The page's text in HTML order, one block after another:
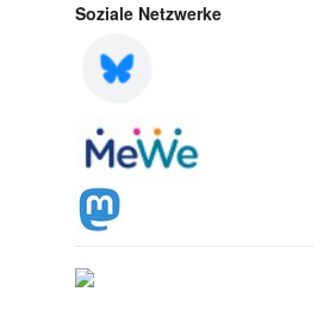
Soziale Netzwerke